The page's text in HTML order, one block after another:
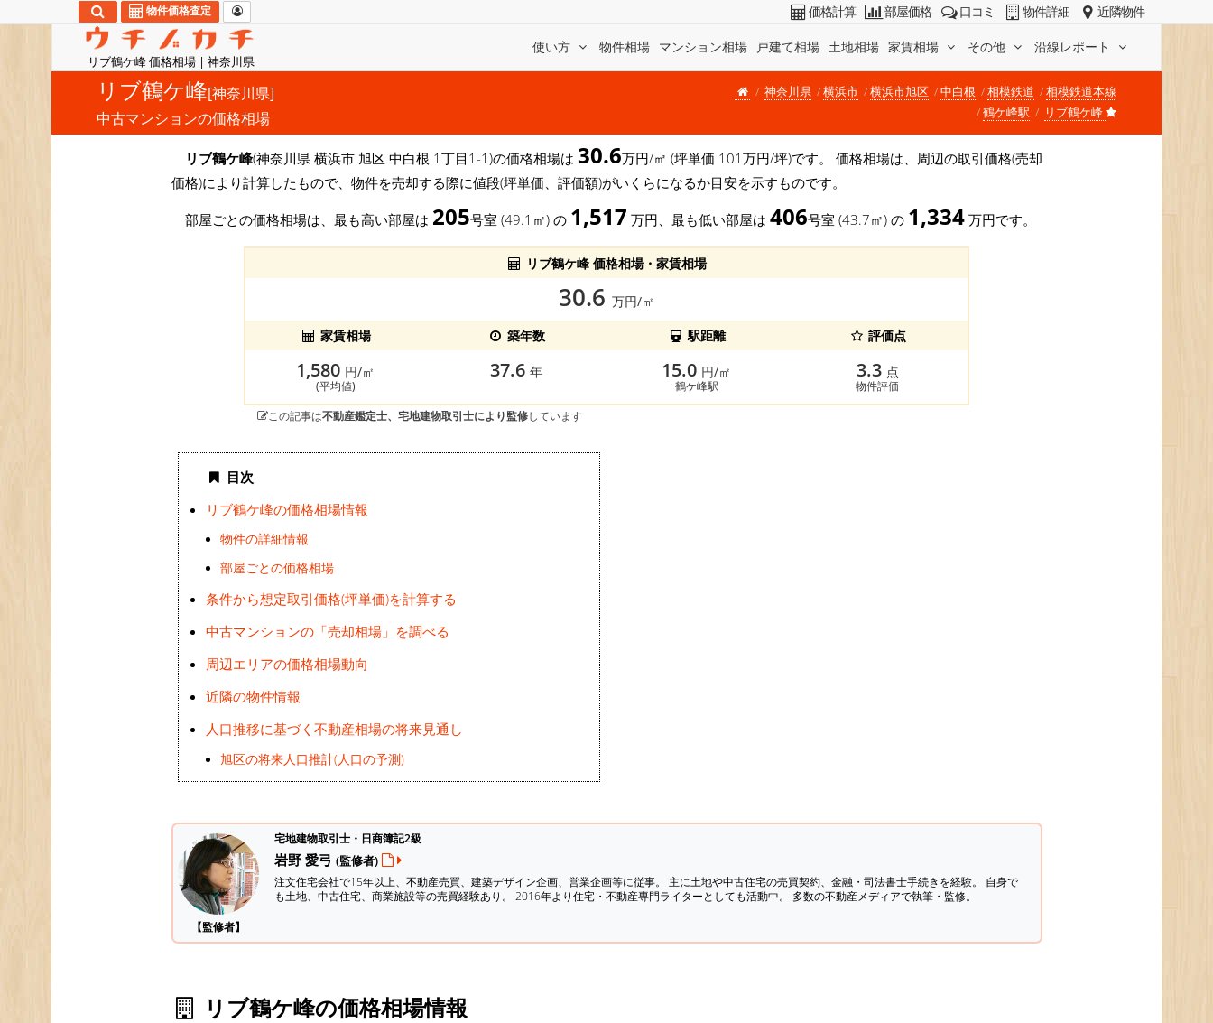
リブ鶴ケ峰 価格相場 | 神奈川県
使い方 物件相場 マンション相場 戸建て相場 土地相場 家賃相場 その他 沿線レポート
物件価格査定 価格計算 部屋価格 口コミ 物件詳細 近隣物件
リブ鶴ケ峰[神奈川県]
中古マンションの価格相場
神奈川県 横浜市 横浜市旭区 中白根 相模鉄道
相模鉄道本線
鶴ケ峰駅
リブ鶴ケ峰
リブ鶴ケ峰(神奈川県 横浜市 旭区 中白根 1丁目1-1)の価格相場は 30.6万円/㎡ (坪単価 101万円/坪)です。 価格相場は、周辺の取引価格(売却
価格)により計算したもので、物件を売却する際に値段(坪単価、評価額)がいくらになるか目安を示すものです。
部屋ごとの価格相場は、最も高い部屋は 205号室 (49.1㎡) の 1,517 万円、最も低い部屋は 406号室 (43.7㎡) の 1,334万円です。
リブ鶴ケ峰 価格相場・家賃相場
30.6 万円/㎡
家賃相場
築年数 駅距離 評価点
1,580 円/㎡
(平均値)
37.6 年 15.0 円/㎡
鶴ケ峰駅
3.3 点
物件評価
この記事は不動産鑑定士、宅地建物取引士により監修しています
目次
リブ鶴ケ峰の価格相場情報
物件の詳細情報
部屋ごとの価格相場
条件から想定取引価格(坪単価)を計算する
中古マンションの「売却相場」を調べる
周辺エリアの価格相場動向
近隣の物件情報
人口推移に基づく不動産相場の将来見通し
旭区の将来人口推計(人口の予測)
【監修者】
宅地建物取引士・日商簿記2級
岩野 愛弓 (監修者)
注文住宅会社で15年以上、不動産売買、建築デザイン企画、営業企画等に従事。 主に土地や中古住宅の売買契約、金融・司法書士手続きを経験。 自身で
も土地、中古住宅、商業施設等の売買経験あり。 2016年より住宅・不動産専門ライターとしても活動中。 多数の不動産メディアで執筆・監修。
リブ鶴ケ峰の価格相場情報